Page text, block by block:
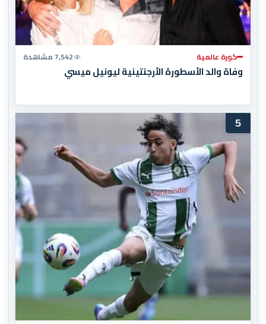
كورة عالمية 7,542 مشاهدة
وفاة والد الأسطورة الأرجنتينية ليونيل ميسي
5